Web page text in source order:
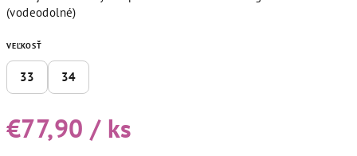
(vodeodolné)
VEĽKOSŤ
33 34
€77,90 / ks